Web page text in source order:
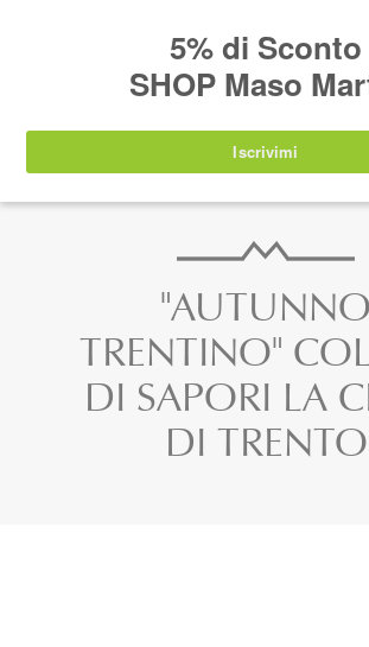
IT EN DE
"AUTUNNO
TRENTINO"
DI SAPORI LA
DI TRENTO
nuovamente disponibili a partire da
agosto 2026.